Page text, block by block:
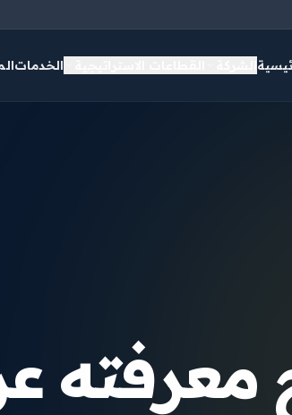
الخدمات
معرفته